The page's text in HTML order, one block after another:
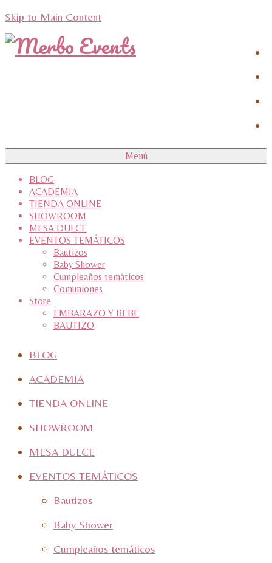
Skip to Main Content
Menú
BLOG
ACADEMIA
TIENDA ONLINE
SHOWROOM
MESA DULCE
EVENTOS TEMÁTICOS
Bautizos
Baby Shower
Cumpleaños temáticos
Comuniones
Store
EMBARAZO Y BEBE
BAUTIZO
BLOG
ACADEMIA
TIENDA ONLINE
SHOWROOM
MESA DULCE
EVENTOS TEMÁTICOS
Bautizos
Baby Shower
Cumpleaños temáticos